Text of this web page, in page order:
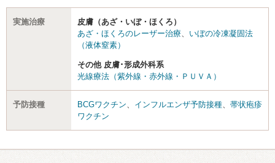
実施治療
皮膚（あざ・いぼ・ほくろ）
あざ・ほくろのレーザー治療、 いぼの冷凍凝固法
（液体窒素）
その他 皮膚･形成外科系
光線療法（紫外線・赤外線・ＰＵＶＡ）
予防接種 BCGワクチン、 インフルエンザ予防接種、 帯状疱疹
ワクチン